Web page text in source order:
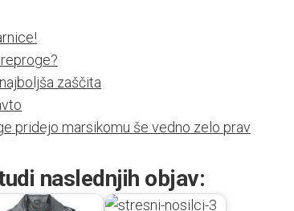
zaščita
pridejo marsikomu še vedno zelo prav
naslednjih objav: